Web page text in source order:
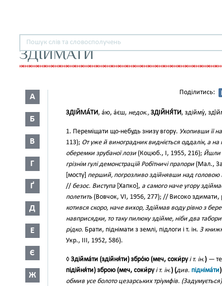
ЗДІЙМАТИ
А
Б
В
Г
Ґ
Д
Е
Є
Ж
Поділитись:
ЗДІЙМА́ТИ, а́ю, а́єш, недок., ЗДІЙНЯ́ТИ, здійму́,
1. Переміщати що-небудь знизу вгору. Ухопивши її
113); От уже й виноградник видніється оддалік, а
оберемки зрубаної лози (Коцюб., І, 1955, 216); Йшли
грізнім гулі демонстрацій Робітничі прапори (Мал.,
[мосту] перший, погрозливо здійнявши над головою
// безос. Виступа [Хапко], а самого наче угору
полетить (Вовчок, VI, 1956, 277); // Високо
котився скоро, наче вихор, Здіймав воду рівно з
навприсядки, то таку пилюку здійме, ніби два
рідко. Брати, піднімати з землі, підлоги і т. ін. З
Укр., III, 1952, 586).
◊ Здійма́ти (здійня́ти) збро́ю (меч, соки́ру і т. ін.) —
підійня́ти) зброю (меч, соки́ру і т. ін.) (див. підніма́ти)
обмив усе болото цезарських тріумфів.